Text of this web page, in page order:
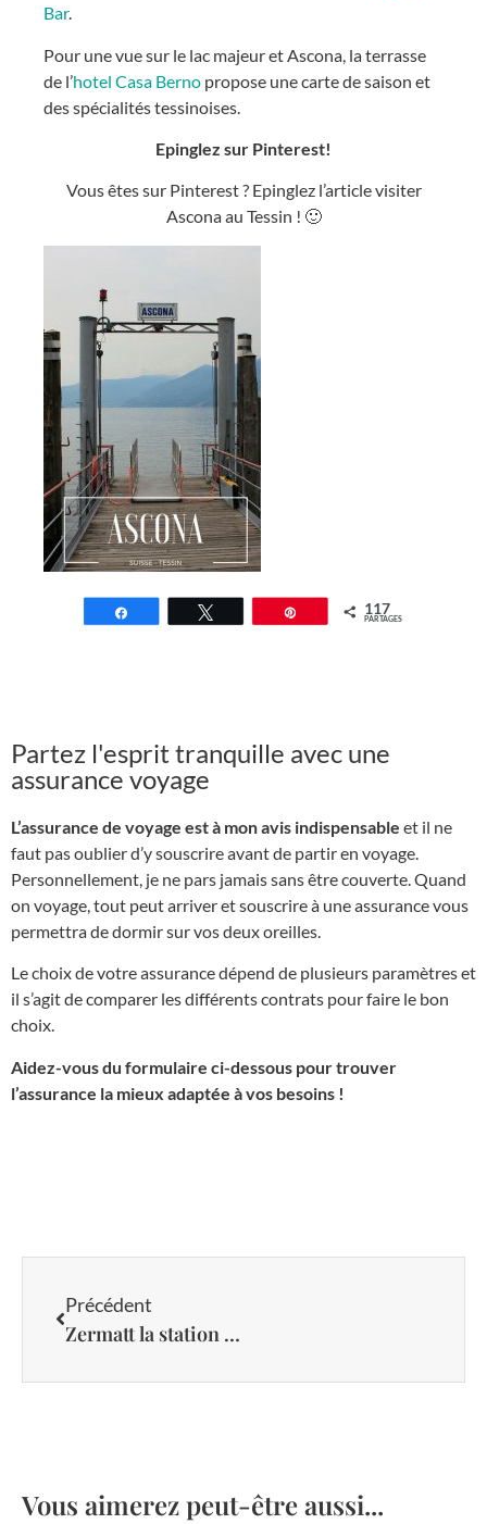
Bar.
Pour une vue sur le lac majeur et Ascona, la terrasse
de l’hotel Casa Berno propose une carte de saison et
des spécialités tessinoises.
Epinglez sur Pinterest!
Vous êtes sur Pinterest ? Epinglez l’article visiter
Ascona au Tessin ! 🙂
Épingle 117
PARTAGES
Partez l'esprit tranquille avec une
assurance voyage
L’assurance de voyage est à mon avis indispensable et il ne
faut pas oublier d’y souscrire avant de partir en voyage.
Personnellement, je ne pars jamais sans être couverte. Quand
on voyage, tout peut arriver et souscrire à une assurance vous
permettra de dormir sur vos deux oreilles.
Le choix de votre assurance dépend de plusieurs paramètres et
il s’agit de comparer les différents contrats pour faire le bon
choix.
Aidez-vous du formulaire ci-dessous pour trouver
l’assurance la mieux adaptée à vos besoins !
Précédent
Zermatt la station de ski au pied du Cervin
Vous aimerez peut-être aussi...